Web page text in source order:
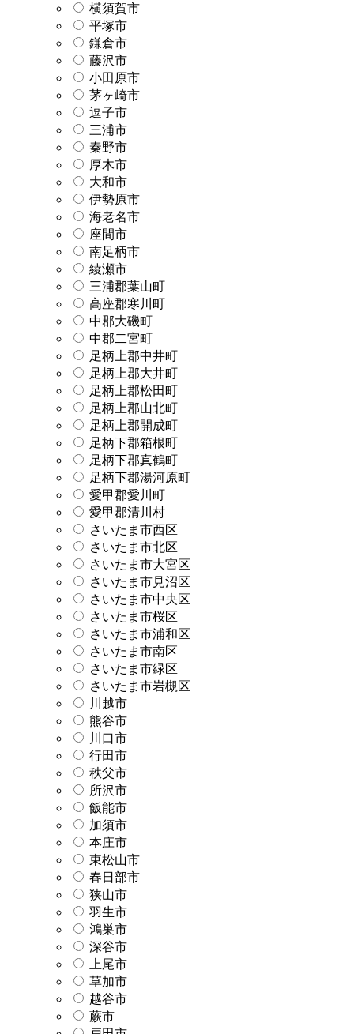
横須賀市
平塚市
鎌倉市
藤沢市
小田原市
茅ヶ崎市
逗子市
三浦市
秦野市
厚木市
大和市
伊勢原市
海老名市
座間市
南足柄市
綾瀬市
三浦郡葉山町
高座郡寒川町
中郡大磯町
中郡二宮町
足柄上郡中井町
足柄上郡大井町
足柄上郡松田町
足柄上郡山北町
足柄上郡開成町
足柄下郡箱根町
足柄下郡真鶴町
足柄下郡湯河原町
愛甲郡愛川町
愛甲郡清川村
さいたま市西区
さいたま市北区
さいたま市大宮区
さいたま市見沼区
さいたま市中央区
さいたま市桜区
さいたま市浦和区
さいたま市南区
さいたま市緑区
さいたま市岩槻区
川越市
熊谷市
川口市
行田市
秩父市
所沢市
飯能市
加須市
本庄市
東松山市
春日部市
狭山市
羽生市
鴻巣市
深谷市
上尾市
草加市
越谷市
蕨市